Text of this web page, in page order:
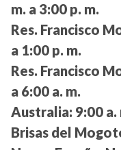
m. a 3:00 p. m.
Res. Francisco
a 1:00 p. m.
Res. Francisco
a 6:00 a. m.
Australia: 9:00 a.
Brisas del